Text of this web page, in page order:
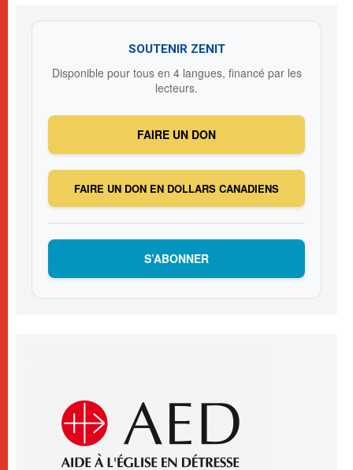
SOUTENIR ZENIT
Disponible pour tous en 4 langues, financé par les
lecteurs.
FAIRE UN DON
FAIRE UN DON EN DOLLARS CANADIENS
S’ABONNER